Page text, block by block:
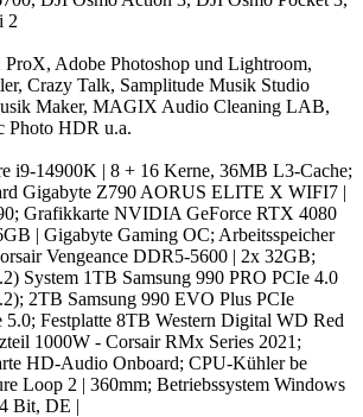
2
Adobe Photoshop und Lightroom,
Crazy Talk, Samplitude Musik Studio
Maker, MAGIX Audio Cleaning LAB,
Photo HDR u.a.
i9-14900K | 8 + 16 Kerne, 36MB L3-Cache;
Gigabyte Z790 AORUS ELITE X WIFI7 |
Grafikkarte NVIDIA GeForce RTX 4080
| Gigabyte Gaming OC; Arbeitsspeicher
Vengeance DDR5-5600 | 2x 32GB;
System 1TB Samsung 990 PRO PCIe 4.0
2TB Samsung 990 EVO Plus PCIe
5.0; Festplatte 8TB Western Digital WD Red
1000W - Corsair RMx Series 2021;
HD-Audio Onboard; CPU-Kühler be
Loop 2 | 360mm; Betriebssystem Windows
Bit, DE |